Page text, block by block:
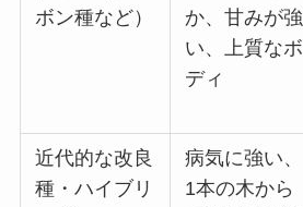
ボン種など）
か、甘みが強
い、上質なボ
ディ
近代的な改良
種・ハイブリ
病気に強い、
1本の木から